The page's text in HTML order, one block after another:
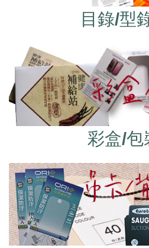
目錄/型
彩盒/包